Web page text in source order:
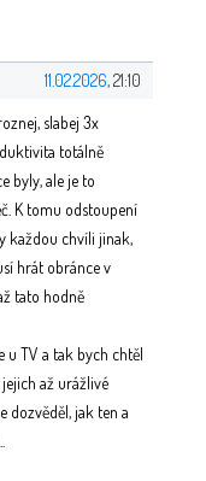
11.02.2026, 21:10
slabej 3x
totálně
byly, ale je to
K tomu odstoupení
každou chvíli jinak,
hrát obránce v
tato hodně
u TV a tak bych chtěl
až urážlivé
dozvěděl, jak ten a